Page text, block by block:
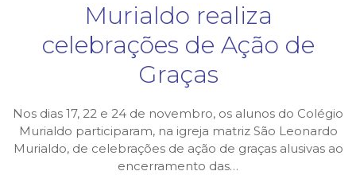
Murialdo realiza
celebrações de Ação de
Graças
Nos dias 17, 22 e 24 de novembro, os alunos do Colégio
Murialdo participaram, na igreja matriz São Leonardo
Murialdo, de celebrações de ação de graças alusivas ao
encerramento das…